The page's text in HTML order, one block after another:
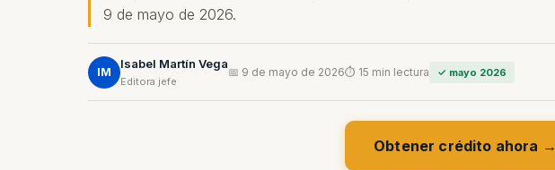
9 de mayo de 2026.
IM
Isabel Martín Vega
Editora jefe
📅 9 de mayo de 2026⏱ 15 min lectura ✓ mayo 2026
Obtener crédito ahora →